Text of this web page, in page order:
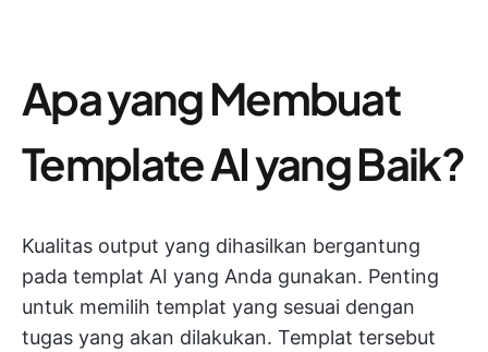
Apa yang Membuat
Template AI yang Baik?
Kualitas output yang dihasilkan bergantung
pada templat AI yang Anda gunakan. Penting
untuk memilih templat yang sesuai dengan
tugas yang akan dilakukan. Templat tersebut